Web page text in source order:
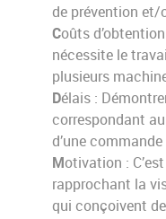
de prévention et/
Coûts
nécessite le
plusieurs
Délais :
correspondant
d’une
Motivation :
rapprochant la
qui conçoivent